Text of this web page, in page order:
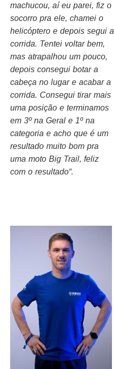
machucou, aí eu parei, fiz o
socorro pra ele, chamei o
helicóptero e depois segui a
corrida. Tentei voltar bem,
mas atrapalhou um pouco,
depois consegui botar a
cabeça no lugar e acabar a
corrida. Consegui tirar mais
uma posição e terminamos
em 3º na Geral e 1º na
categoria e acho que é um
resultado muito bom pra
uma moto Big Trail, feliz
com o resultado“.